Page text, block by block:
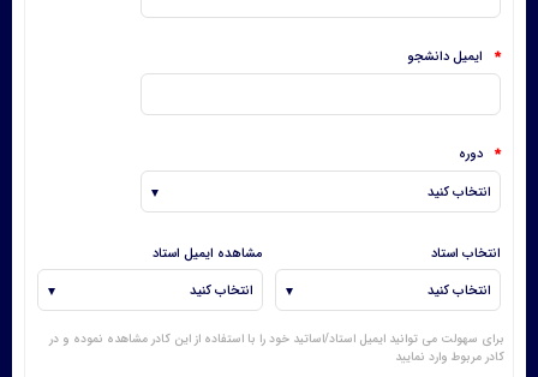
* ایمیل دانشجو
* دوره
انتخاب استاد مشاهده ایمیل استاد
برای سهولت می توانید ایمیل استاد/اساتید خود را با استفاده از این کادر مشاهده نموده و در
کادر مربوط وارد نمایید